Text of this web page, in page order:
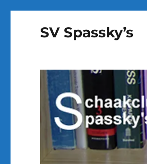
SV Spassky’s